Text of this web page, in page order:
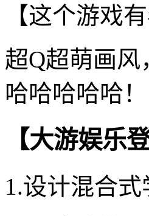
【这个游戏
超Q超萌画
哈哈哈哈哈！
【大游娱乐
1.设计混合式